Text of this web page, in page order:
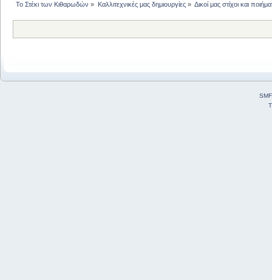
Το Στέκι των Κιθαρωδών » Καλλιτεχνικές μας δημιουργίες» Δικοί μας στίχοι και